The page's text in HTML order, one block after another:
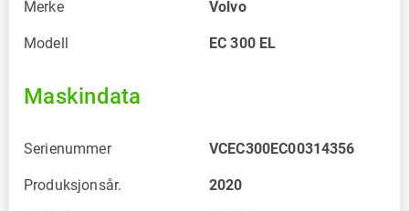
Merke Volvo
Modell EC 300 EL
Maskindata
Serienummer VCEC300EC00314356
Produksjonsår. 2020